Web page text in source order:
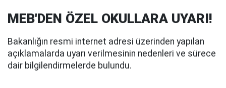
MEB'DEN ÖZEL OKULLARA UYARI!
Bakanlığın resmi internet adresi üzerinden yapılan
açıklamalarda uyarı verilmesinin nedenleri ve sürece
dair bilgilendirmelerde bulundu.